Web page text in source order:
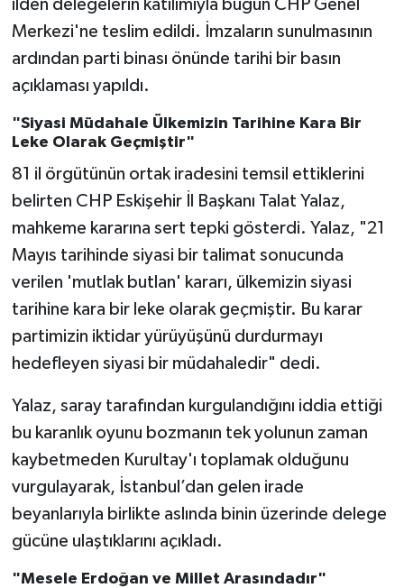
ilden delegelerin katılımıyla bugün CHP Genel
Merkezi'ne teslim edildi. İmzaların sunulmasının
ardından parti binası önünde tarihi bir basın
açıklaması yapıldı.
"Siyasi Müdahale Ülkemizin Tarihine Kara Bir
Leke Olarak Geçmiştir"
81 il örgütünün ortak iradesini temsil ettiklerini
belirten CHP Eskişehir İl Başkanı Talat Yalaz,
mahkeme kararına sert tepki gösterdi. Yalaz, "21
Mayıs tarihinde siyasi bir talimat sonucunda
verilen 'mutlak butlan' kararı, ülkemizin siyasi
tarihine kara bir leke olarak geçmiştir. Bu karar
partimizin iktidar yürüyüşünü durdurmayı
hedefleyen siyasi bir müdahaledir" dedi.
Yalaz, saray tarafından kurgulandığını iddia ettiği
bu karanlık oyunu bozmanın tek yolunun zaman
kaybetmeden Kurultay'ı toplamak olduğunu
vurgulayarak, İstanbul’dan gelen irade
beyanlarıyla birlikte aslında binin üzerinde delege
gücüne ulaştıklarını açıkladı.
"Mesele Erdoğan ve Millet Arasındadır"